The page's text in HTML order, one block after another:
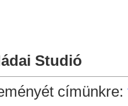
Studió
címünkre: